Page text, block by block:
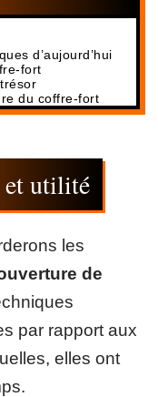
d’aujourd’hui
fort
du coffre-fort
et utilité
les
de
par rapport aux
elles ont